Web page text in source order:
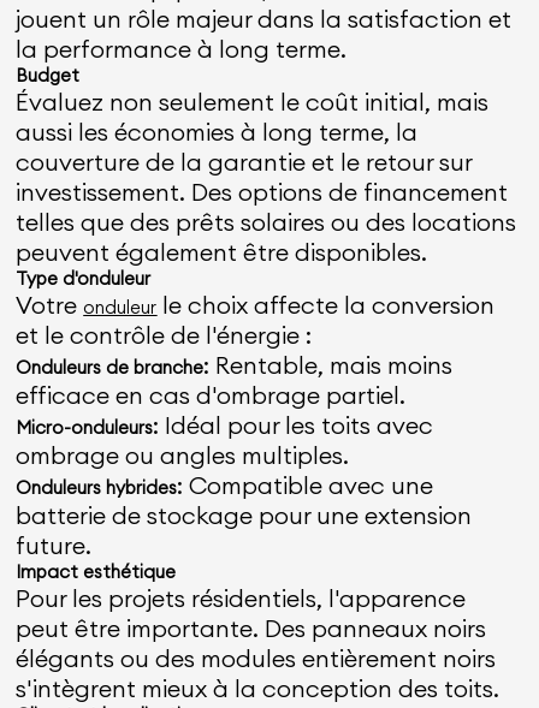
jouent un rôle majeur dans la satisfaction et
la performance à long terme.
Budget
Évaluez non seulement le coût initial, mais
aussi les économies à long terme, la
couverture de la garantie et le retour sur
investissement. Des options de financement
telles que des prêts solaires ou des locations
peuvent également être disponibles.
Type d'onduleur
Votre onduleur le choix affecte la conversion
et le contrôle de l'énergie :
Onduleurs de branche: Rentable, mais moins
efficace en cas d'ombrage partiel.
Micro-onduleurs: Idéal pour les toits avec
ombrage ou angles multiples.
Onduleurs hybrides: Compatible avec une
batterie de stockage pour une extension
future.
Impact esthétique
Pour les projets résidentiels, l'apparence
peut être importante. Des panneaux noirs
élégants ou des modules entièrement noirs
s'intègrent mieux à la conception des toits.